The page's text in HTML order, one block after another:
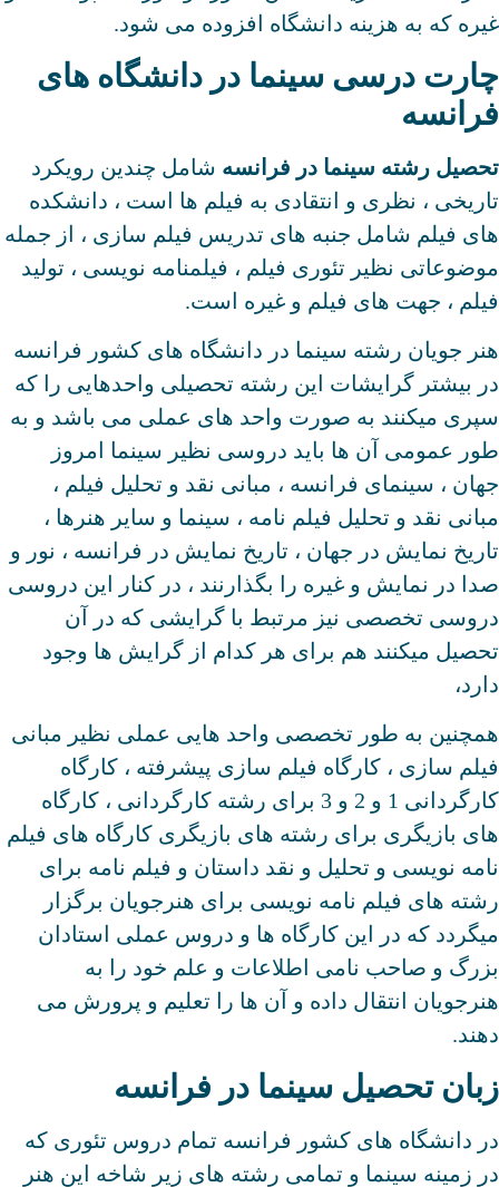
غیره که به هزینه دانشگاه افزوده می شود.
چارت درسی سینما در دانشگاه های
فرانسه
تحصیل رشته سینما در فرانسه شامل چندین رویکرد
تاریخی ، نظری و انتقادی به فیلم ها است ، دانشکده
های فیلم شامل جنبه های تدریس فیلم سازی ، از جمله
موضوعاتی نظیر تئوری فیلم ، فیلمنامه نویسی ، تولید
فیلم ، جهت های فیلم و غیره است.
هنر جویان رشته سینما در دانشگاه های کشور فرانسه
در بیشتر گرایشات این رشته تحصیلی واحدهایی را که
سپری میکنند به صورت واحد های عملی می باشد و به
طور عمومی آن ها باید دروسی نظیر سینما امروز
جهان ، سینمای فرانسه ، مبانی نقد و تحلیل فیلم ،
مبانی نقد و تحلیل فیلم نامه ، سینما و سایر هنرها ،
تاریخ نمایش در جهان ، تاریخ نمایش در فرانسه ، نور و
صدا در نمایش و غیره را بگذارنند ، در کنار این دروسی
دروسی تخصصی نیز مرتبط با گرایشی که در آن
تحصیل میکنند هم برای هر کدام از گرایش ها وجود
دارد،
همچنین به طور تخصصی واحد هایی عملی نظیر مبانی
فیلم سازی ، کارگاه فیلم سازی پیشرفته ، کارگاه
کارگردانی 1 و 2 و 3 برای رشته کارگردانی ، کارگاه
های بازیگری برای رشته های بازیگری کارگاه های فیلم
نامه نویسی و تحلیل و نقد داستان و فیلم نامه برای
رشته های فیلم نامه نویسی برای هنرجویان برگزار
میگردد که در این کارگاه ها و دروس عملی استادان
بزرگ و صاحب نامی اطلاعات و علم خود را به
هنرجویان انتقال داده و آن ها را تعلیم و پرورش می
دهند.
زبان تحصیل سینما در فرانسه
در دانشگاه های کشور فرانسه تمام دروس تئوری که
در زمینه سینما و تمامی رشته های زیر شاخه این هنر